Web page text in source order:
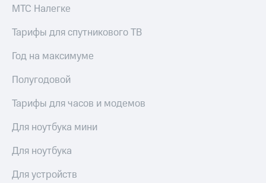
номер
оператора
Оплата
интернета
и
Переводы
с
телефона
на карту
МТС Налегке
Тарифы для спутникового ТВ
Год на максимуме
Полугодовой
Тарифы для часов и модемов
Для ноутбука мини
Для ноутбука
Для устройств